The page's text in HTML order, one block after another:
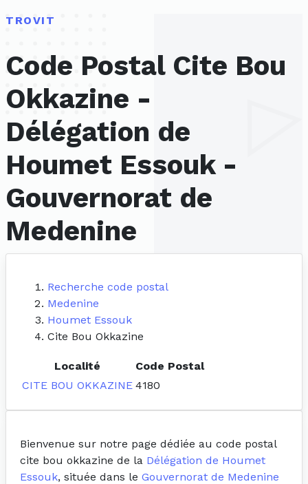
TROVIT
Code Postal Cite Bou
Okkazine -
Délégation de
Houmet Essouk -
Gouvernorat de
Medenine
Recherche code postal
Medenine
Houmet Essouk
Cite Bou Okkazine
Localité
Code Postal
CITE BOU OKKAZINE 4180
Bienvenue sur notre page dédiée au code postal
cite bou okkazine de la Délégation de Houmet
Essouk, située dans le Gouvernorat de Medenine